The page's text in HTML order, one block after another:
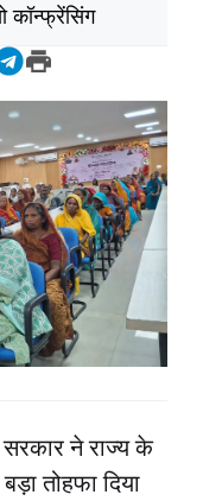
कॉन्फ्रेंसिंग
Telegram
Print
सरकार ने राज्य के
तोहफा दिया